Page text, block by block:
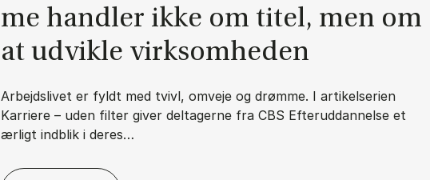
me hand­ler ikke om ti­tel, men om
at ud­vik­le virk­som­he­den
Arbejdslivet er fyldt med tvivl, omveje og drømme. I artikelserien
Karriere – uden filter giver deltagerne fra CBS Efteruddannelse et
ærligt indblik i deres…